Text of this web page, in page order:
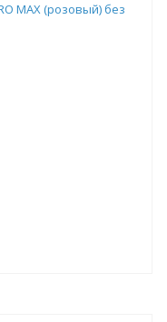
MAX (розовый) без